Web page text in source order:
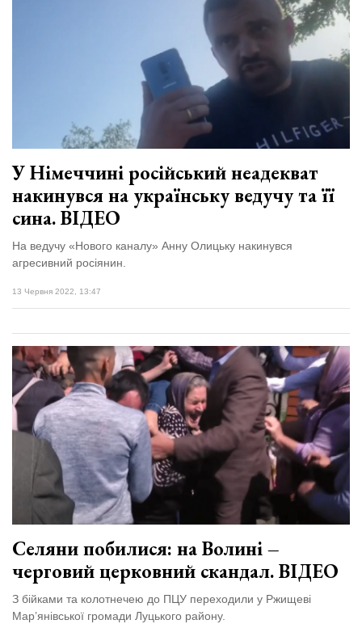
У Німеччині російський неадекват
накинувся на українську ведучу та її
сина. ВІДЕО
На ведучу «Нового каналу» Анну Олицьку накинувся
агресивний росіянин.
13 Червня 2022, 13:47
Селяни побилися: на Волині –
черговий церковний скандал. ВІДЕО
З бійками та колотнечею до ПЦУ переходили у Ржищеві
Мар’янівської громади Луцького району.